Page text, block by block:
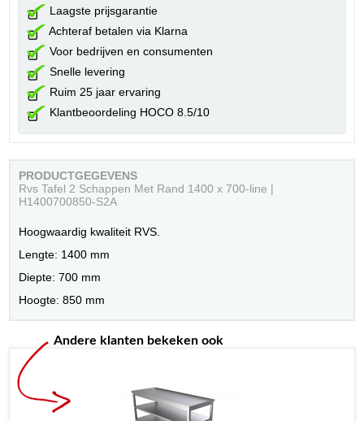
Laagste prijsgarantie
Achteraf betalen via Klarna
Voor bedrijven en consumenten
Snelle levering
Ruim 25 jaar ervaring
Klantbeoordeling HOCO 8.5/10
PRODUCTGEGEVENS
Rvs Tafel 2 Schappen Met Rand 1400 x 700-line |
H1400700850-S2A
Hoogwaardig kwaliteit RVS.
Lengte: 1400 mm
Diepte: 700 mm
Hoogte: 850 mm
Andere klanten bekeken ook